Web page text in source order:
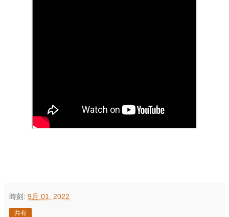
時刻: 9月 01, 2022
共有